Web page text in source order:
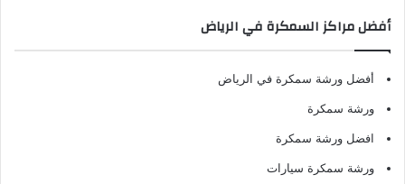
أفضل مراكز السمكرة في الرياض
أفضل ورشة سمكرة في الرياض
ورشة سمكرة
افضل ورشة سمكرة
ورشة سمكرة سيارات